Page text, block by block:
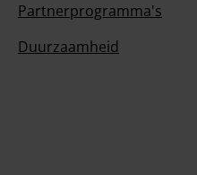
Partnerprogramma's
Duurzaamheid